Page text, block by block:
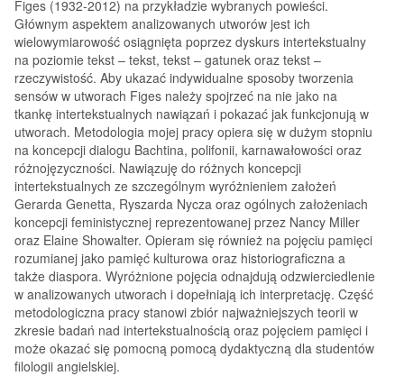
Figes (1932-2012) na przykładzie wybranych powieści.
Głównym aspektem analizowanych utworów jest ich
wielowymiarowość osiągnięta poprzez dyskurs intertekstualny
na poziomie tekst – tekst, tekst – gatunek oraz tekst –
rzeczywistość. Aby ukazać indywidualne sposoby tworzenia
sensów w utworach Figes należy spojrzeć na nie jako na
tkankę intertekstualnych nawiązań i pokazać jak funkcjonują w
utworach. Metodologia mojej pracy opiera się w dużym stopniu
na koncepcji dialogu Bachtina, polifonii, karnawałowości oraz
różnojęzyczności. Nawiązuję do różnych koncepcji
intertekstualnych ze szczególnym wyróżnieniem założeń
Gerarda Genetta, Ryszarda Nycza oraz ogólnych założeniach
koncepcji feministycznej reprezentowanej przez Nancy Miller
oraz Elaine Showalter. Opieram się również na pojęciu pamięci
rozumianej jako pamięć kulturowa oraz historiograficzna a
także diaspora. Wyróżnione pojęcia odnajdują odzwierciedlenie
w analizowanych utworach i dopełniają ich interpretację. Część
metodologiczna pracy stanowi zbiór najważniejszych teorii w
zkresie badań nad intertekstualnością oraz pojęciem pamięci i
może okazać się pomocną pomocą dydaktyczną dla studentów
filologii angielskiej.